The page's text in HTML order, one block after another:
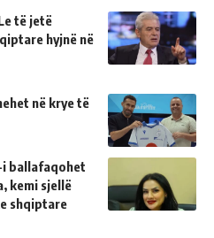
të jetë
hyjnë në
në krye të
i ballafaqohet
kemi sjellë
shqiptare